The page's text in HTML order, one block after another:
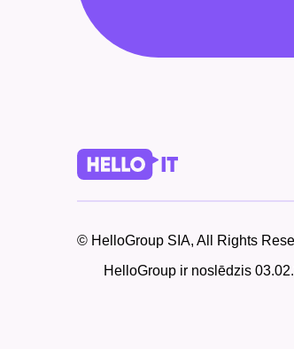
© HelloGroup SIA, All Rights
HelloGroup ir noslēdzis